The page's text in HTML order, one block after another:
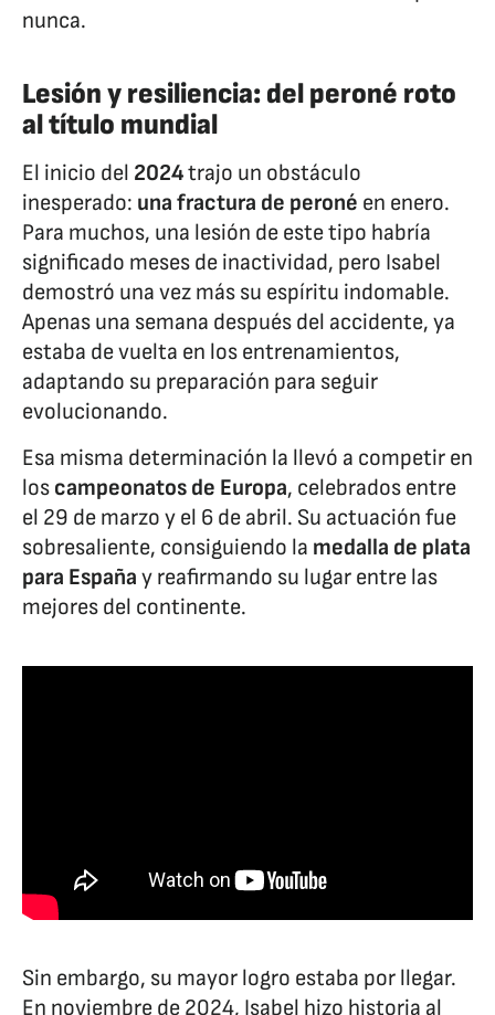
nunca.
Lesión y resiliencia: del peroné roto
al título mundial
El inicio del 2024trajo un obstáculo
inesperado: una fractura de peroné en enero.
Para muchos, una lesión de este tipo habría
significado meses de inactividad, pero Isabel
demostró una vez más su espíritu indomable.
Apenas una semana después del accidente, ya
estaba de vuelta en los entrenamientos,
adaptando su preparación para seguir
evolucionando.
Esa misma determinación la llevó a competir en
los campeonatos de Europa, celebrados entre
el 29 de marzo y el 6 de abril. Su actuación fue
sobresaliente, consiguiendo la medalla de plata
para España y reafirmando su lugar entre las
mejores del continente.
Sin embargo, su mayor logro estaba por llegar.
En noviembre de 2024, Isabel hizo historia al